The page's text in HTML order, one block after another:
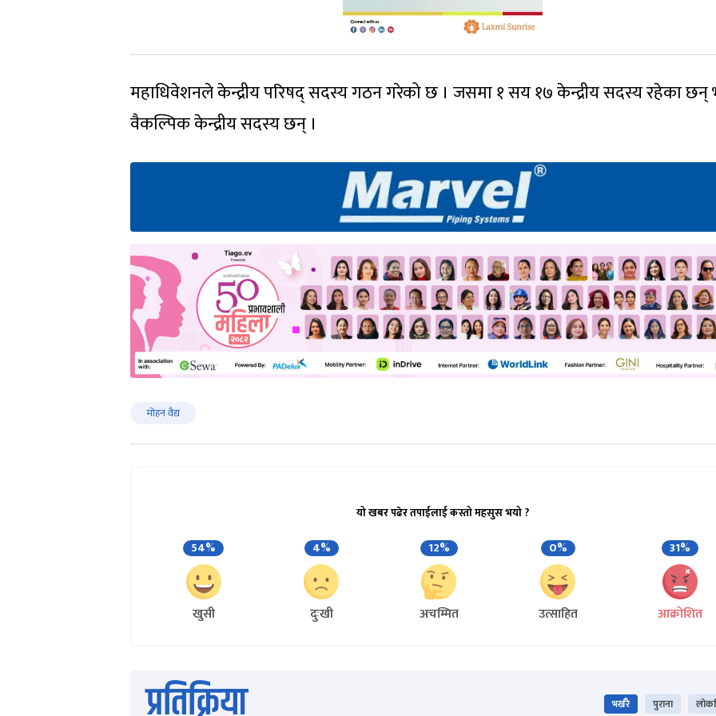
महाधिवेशनले केन्द्रीय परिषद् सदस्य गठन गरेको छ । जसमा १ सय १७ केन्द्रीय सदस्य रहेका छन्
वैकल्पिक केन्द्रीय सदस्य छन् ।
मोहन वैद्य
यो खबर पढेर तपाईलाई कस्तो महसुस भयो ?
54%
खुसी
4%
दुःखी
12%
अचम्मित
0%
उत्साहित
31%
आक्रोशित
प्रतिक्रिया भर्खरै पुराना